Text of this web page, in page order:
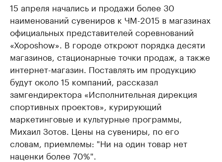
15 апреля начались и продажи более 30
наименований сувениров к ЧМ-2015 в магазинах
официальных представителей соревнований
«Хороshow». В городе откроют порядка десяти
магазинов, стационарные точки продаж, а также
интернет-магазин. Поставлять им продукцию
будут около 15 компаний, рассказал
замгендиректора «Исполнительная дирекция
спортивных проектов», курирующий
маркетинговые и культурные программы,
Михаил Зотов. Цены на сувениры, по его
словам, приемлемы: "Ни на один товар нет
наценки более 70%".